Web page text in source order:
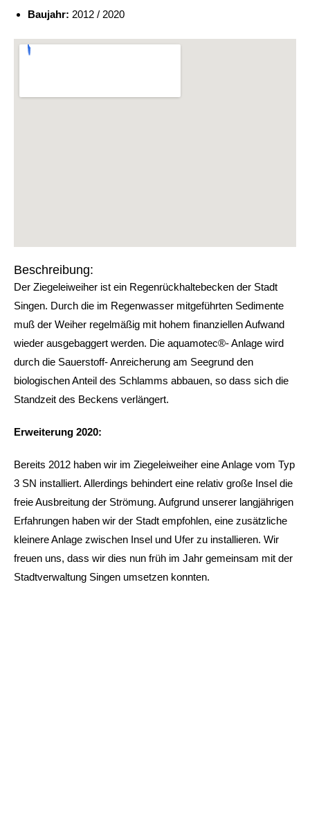
Baujahr: 2012 / 2020
Beschreibung:
Der Ziegeleiweiher ist ein Regenrückhaltebecken der Stadt
Singen. Durch die im Regenwasser mitgeführten Sedimente
muß der Weiher regelmäßig mit hohem finanziellen Aufwand
wieder ausgebaggert werden. Die aquamotec®- Anlage wird
durch die Sauerstoff- Anreicherung am Seegrund den
biologischen Anteil des Schlamms abbauen, so dass sich die
Standzeit des Beckens verlängert.
Erweiterung 2020:
Bereits 2012 haben wir im Ziegeleiweiher eine Anlage vom Typ
3 SN installiert. Allerdings behindert eine relativ große Insel die
freie Ausbreitung der Strömung. Aufgrund unserer langjährigen
Erfahrungen haben wir der Stadt empfohlen, eine zusätzliche
kleinere Anlage zwischen Insel und Ufer zu installieren. Wir
freuen uns, dass wir dies nun früh im Jahr gemeinsam mit der
Stadtverwaltung Singen umsetzen konnten.